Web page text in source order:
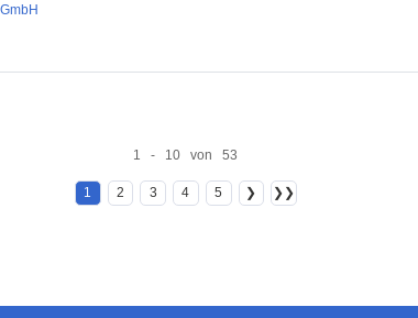
1 - 10 von 53
1 2 3 4 5 ❯ ❯❯